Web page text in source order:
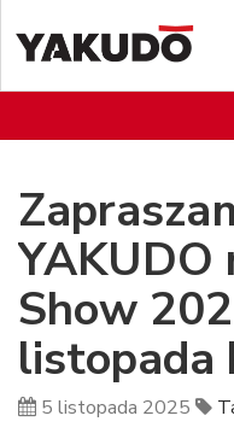
YAKUDO
Show
listopada
5 listopada 2025